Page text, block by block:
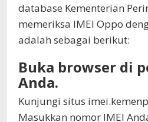
database Kementerian
memeriksa IMEI Oppo
adalah sebagai berikut:
Buka browser di
Anda.
Kunjungi situs
Masukkan nomor IMEI